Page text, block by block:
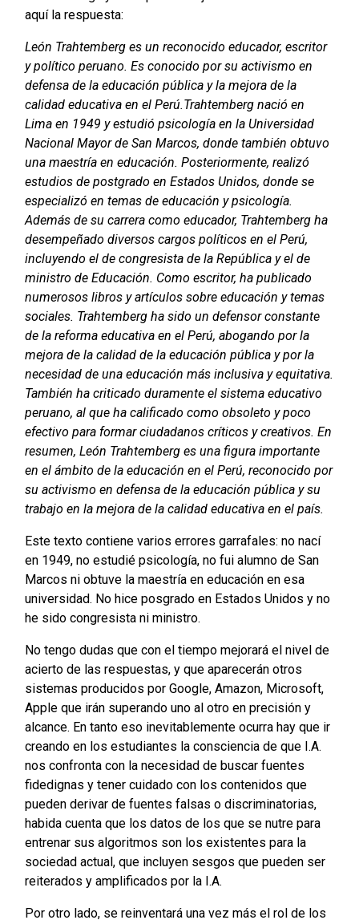
aquí la respuesta:
León Trahtemberg es un reconocido educador, escritor
y político peruano. Es conocido por su activismo en
defensa de la educación pública y la mejora de la
calidad educativa en el Perú.Trahtemberg nació en
Lima en 1949 y estudió psicología en la Universidad
Nacional Mayor de San Marcos, donde también obtuvo
una maestría en educación. Posteriormente, realizó
estudios de postgrado en Estados Unidos, donde se
especializó en temas de educación y psicología.
Además de su carrera como educador, Trahtemberg ha
desempeñado diversos cargos políticos en el Perú,
incluyendo el de congresista de la República y el de
ministro de Educación. Como escritor, ha publicado
numerosos libros y artículos sobre educación y temas
sociales. Trahtemberg ha sido un defensor constante
de la reforma educativa en el Perú, abogando por la
mejora de la calidad de la educación pública y por la
necesidad de una educación más inclusiva y equitativa.
También ha criticado duramente el sistema educativo
peruano, al que ha calificado como obsoleto y poco
efectivo para formar ciudadanos críticos y creativos. En
resumen, León Trahtemberg es una figura importante
en el ámbito de la educación en el Perú, reconocido por
su activismo en defensa de la educación pública y su
trabajo en la mejora de la calidad educativa en el país.
Este texto contiene varios errores garrafales: no nací
en 1949, no estudié psicología, no fui alumno de San
Marcos ni obtuve la maestría en educación en esa
universidad. No hice posgrado en Estados Unidos y no
he sido congresista ni ministro.
No tengo dudas que con el tiempo mejorará el nivel de
acierto de las respuestas, y que aparecerán otros
sistemas producidos por Google, Amazon, Microsoft,
Apple que irán superando uno al otro en precisión y
alcance. En tanto eso inevitablemente ocurra hay que ir
creando en los estudiantes la consciencia de que I.A.
nos confronta con la necesidad de buscar fuentes
fidedignas y tener cuidado con los contenidos que
pueden derivar de fuentes falsas o discriminatorias,
habida cuenta que los datos de los que se nutre para
entrenar sus algoritmos son los existentes para la
sociedad actual, que incluyen sesgos que pueden ser
reiterados y amplificados por la I.A.
Por otro lado, se reinventará una vez más el rol de los